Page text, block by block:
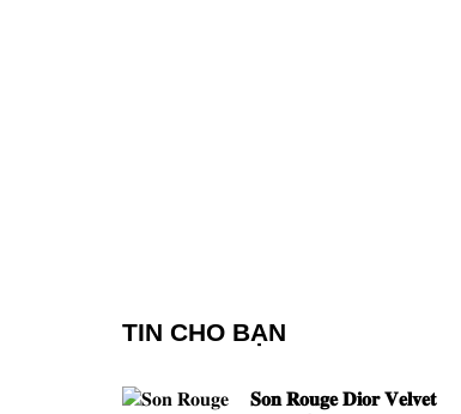
TIN CHO BẠN
𝐒𝐨𝐧 𝐑𝐨𝐮𝐠𝐞 𝐃𝐢𝐨𝐫 𝐕𝐞𝐥𝐯𝐞𝐭